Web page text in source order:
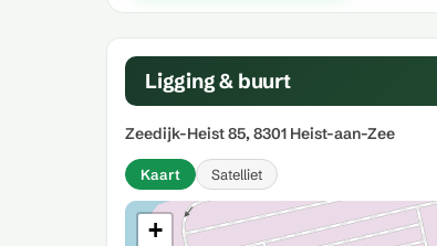
Ligging & buurt
Zeedijk-Heist 85, 8301 Heist-aan-Zee
Kaart Satelliet
+